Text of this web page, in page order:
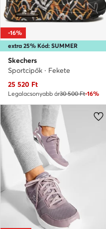
extra 25% Kód: SUMMER
-16%
Skechers
Sportcipők · Fekete
Aktuális ár
25 520 Ft
Legalacsonyabb ár30 500 Ft-16%